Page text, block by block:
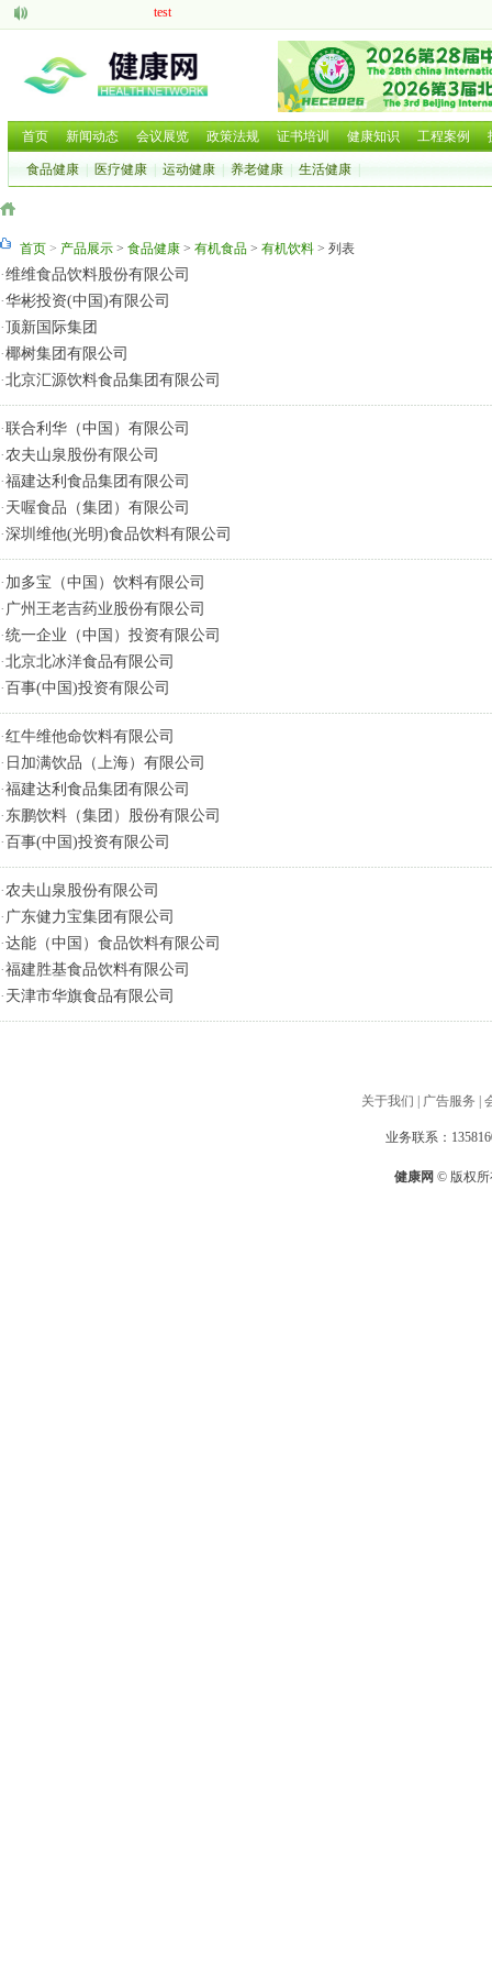
test
脑机接口的研究现状与发展前景
中医药现代化发展大有可为
呼吸道疾病如何防治国家卫健委等部门就近期流感问题回应
2025 HCE广州国际健康产业博览会
2025北京国际养老养生及大健康展览会
首页 新闻动态 会议展览 政策法规 证书培训 健康知识 工程案例
食品健康 医疗健康 运动健康 养老健康 生活健康
首页 > 产品展示 > 食品健康 > 有机食品 > 有机饮料 > 列表
·维维食品饮料股份有限公司
·华彬投资(中国)有限公司
·顶新国际集团
·椰树集团有限公司
·北京汇源饮料食品集团有限公司
·联合利华（中国）有限公司
·农夫山泉股份有限公司
·福建达利食品集团有限公司
· 天喔食品（集团）有限公司
·深圳维他(光明)食品饮料有限公司
· 加多宝（中国）饮料有限公司
· 广州王老吉药业股份有限公司
·统一企业（中国）投资有限公司
·北京北冰洋食品有限公司
· 百事(中国)投资有限公司
·红牛维他命饮料有限公司
· 日加满饮品（上海）有限公司
·福建达利食品集团有限公司
· 东鹏饮料（集团）股份有限公司
· 百事(中国)投资有限公司
·农夫山泉股份有限公司
· 广东健力宝集团有限公司
·达能（中国）食品饮料有限公司
·福建胜基食品饮料有限公司
· 天津市华旗食品有限公司
关于我们 广告服务
业务联系：
健康网 © 版权所